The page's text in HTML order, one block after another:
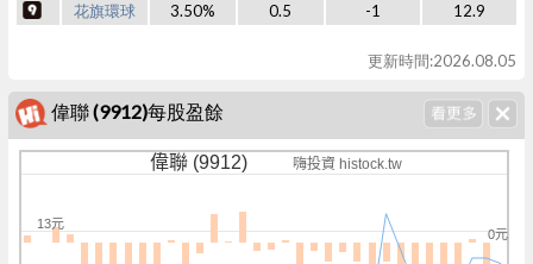
花旗環球
3.50% 0.5 -1 12.9
更新時間:2026.08.05
偉聯 (9912)每股盈餘
偉聯 (9912) 嗨投資 histock.tw
0元
13元